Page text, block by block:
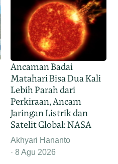
Ancaman Badai
Matahari Bisa Dua Kali
Lebih Parah dari
Perkiraan, Ancam
Jaringan Listrik dan
Satelit Global: NASA
Akhyari Hananto
8 Agu 2026